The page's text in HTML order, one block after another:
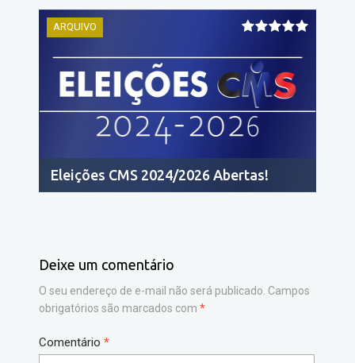
ARQUIVO
Eleições CMS 2024/2026 Abertas!
Deixe um comentário
O seu endereço de e-mail não será publicado. Campos
obrigatórios são marcados com *
Comentário *